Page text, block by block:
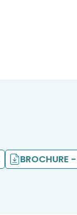
BROCHURE